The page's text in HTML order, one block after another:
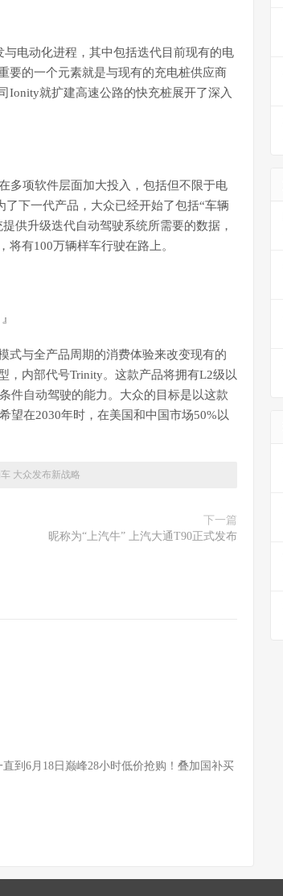
电动化进程，其中包括迭代目前现有的电
要的一个元素就是与现有的充电桩供应商
Ionity就扩建高速公路的快充桩展开了深入
多项软件层面加大投入，包括但不限于电
下一代产品，大众已经开始了包括“车辆
供升级迭代自动驾驶系统所需要的数据，
有100万辆样车行驶在路上。
式与全产品周期的消费体验来改变现有的
，内部代号Trinity。这款产品将拥有L2级以
件自动驾驶的能力。大众的目标是以这款
望在2030年时，在美国和中国市场50%以
大众发布新战略
下一篇
昵称为“上汽牛” 上汽大通T90正式发布
到6月18日巅峰28小时低价抢购！叠加国补买